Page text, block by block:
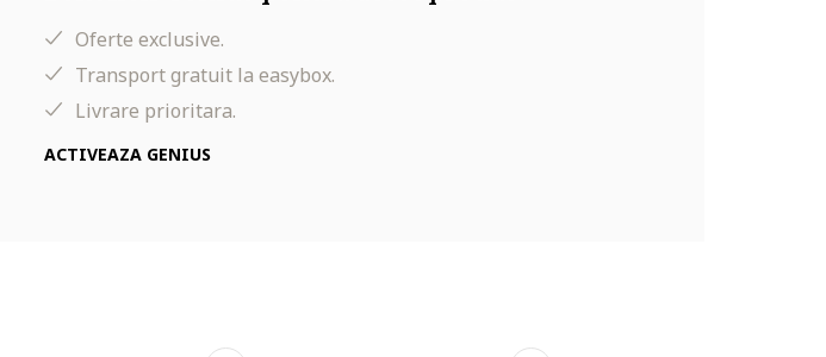
Oferte exclusive.
Transport gratuit la easybox.
Livrare prioritara.
ACTIVEAZA GENIUS